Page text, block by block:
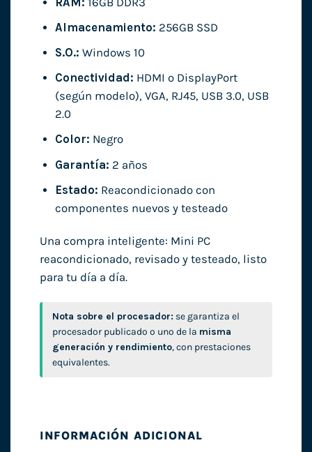
Almacenamiento: 256GB SSD
S.O.: Windows 10
Conectividad: HDMI o DisplayPort
(según modelo), VGA, RJ45, USB 3.0, USB
2.0
Color: Negro
Garantía: 2 años
Estado: Reacondicionado con
componentes nuevos y testeado
Una compra inteligente: Mini PC
reacondicionado, revisado y testeado, listo
para tu día a día.
Nota sobre el procesador: se garantiza el
procesador publicado o uno de la misma
generación y rendimiento, con prestaciones
equivalentes.
INFORMACIÓN ADICIONAL